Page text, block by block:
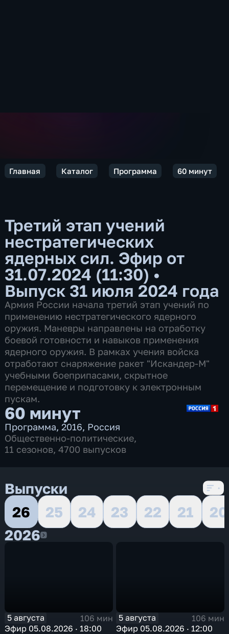
Главная Каталог Программа 60 минут
Третий этап учений
нестратегических
ядерных сил. Эфир от
31.07.2024 (11:30)•
Выпуск 31 июля 2024 года
Армия России начала третий этап учений по
применению нестратегического ядерного
оружия. Маневры направлены на отработку
боевой готовности и навыков применения
ядерного оружия. В рамках учения войска
отработают снаряжение ракет "Искандер-М"
учебными боеприпасами, скрытное
перемещение и подготовку к электронным
пускам.
60 минут
Программа,2016, Россия
Общественно-политические,
11 сезонов, 4700 выпусков
Выпуски
26
25 24 23 22 21
20
20262026
5 августа
106 мин
Эфир 05.08.2026 · 18:00
5 августа
106 мин
Эфир 05.08.2026 · 12:00